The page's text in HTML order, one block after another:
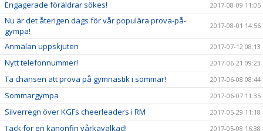
Engagerade föräldrar sökes! 2017-08-09 11:05
Nu är det återigen dags för vår populära prova-på-
gympa!
2017-08-01 14:56
Anmälan uppskjuten 2017-07-12 08:13
Nytt telefonnummer! 2017-06-21 09:23
Ta chansen att prova på gymnastik i sommar! 2017-06-08 08:44
Sommargympa 2017-06-07 11:35
Silverregn över KGFs cheerleaders i RM 2017-05-29 11:18
Tack för en kanonfin vårkavalkad! 2017-05-08 16:38